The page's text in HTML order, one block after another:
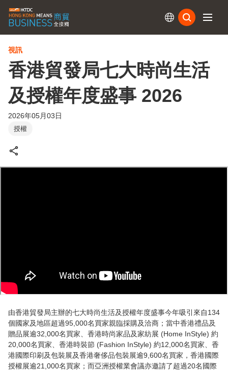
視訊
香港貿發局七大時尚生活
及授權年度盛事 2026
2026年05月03日
授權
由香港貿發局主辦的七大時尚生活及授權年度盛事今年吸引來自134
個國家及地區超過95,000名買家親臨採購及洽商；當中香港禮品及
贈品展逾32,000名買家、香港時尚家品及家紡展 (Home InStyle) 約
20,000名買家、香港時裝節 (Fashion InStyle) 約12,000名買家、香
港國際印刷及包裝展及香港奢侈品包裝展逾9,600名買家，香港國際
授權展逾21,000名買家；而亞洲授權業會議亦邀請了超過20名國際